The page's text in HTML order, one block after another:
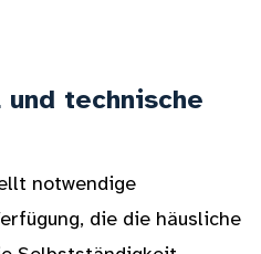
technische
notwendige
die die häusliche